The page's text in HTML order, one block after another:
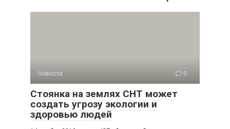
Новости 0
Стоянка на землях СНТ может
создать угрозу экологии и
здоровью людей